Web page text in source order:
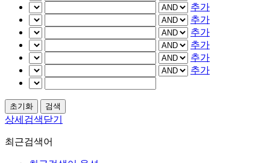
추가
추가
추가
추가
추가
추가
상세검색닫기
최근검색어